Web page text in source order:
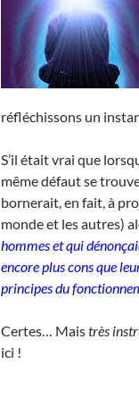
réfléchissons un
S’il était vrai que
même défaut se
bornerait, en fait, à
monde et les autres)
hommes et qui
encore plus cons que
principes du
Certes… Maistrès
ici !